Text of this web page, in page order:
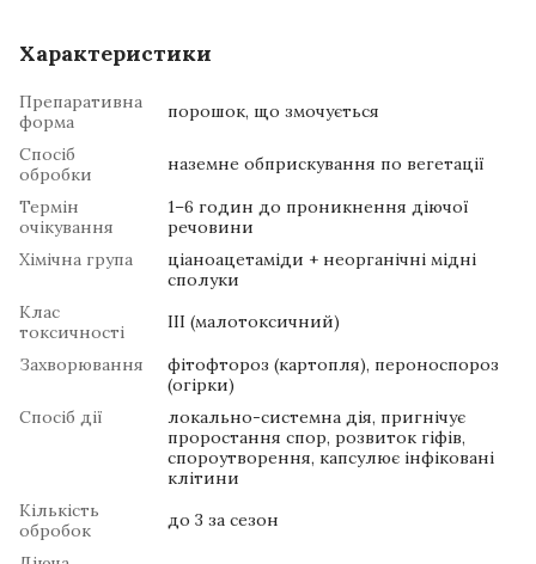
Характеристики
Препаративна
форма
порошок, що змочується
Спосіб
обробки
наземне обприскування по вегетації
Термін
очікування
1–6 годин до проникнення діючої
речовини
Хімічна група
ціаноацетаміди + неорганічні мідні
сполуки
Клас
токсичності
III (малотоксичний)
Захворювання
фітофтороз (картопля), пероноспороз
(огірки)
Спосіб дії
локально-системна дія, пригнічує
проростання спор, розвиток гіфів,
спороутворення, капсулює інфіковані
клітини
Кількість
обробок
до 3 за сезон